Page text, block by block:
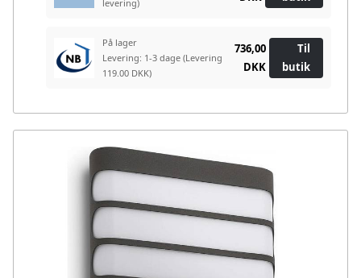
levering)
På lager
Levering: 1-3 dage (Levering
119.00 DKK)
736,00
DKK
Til
butik